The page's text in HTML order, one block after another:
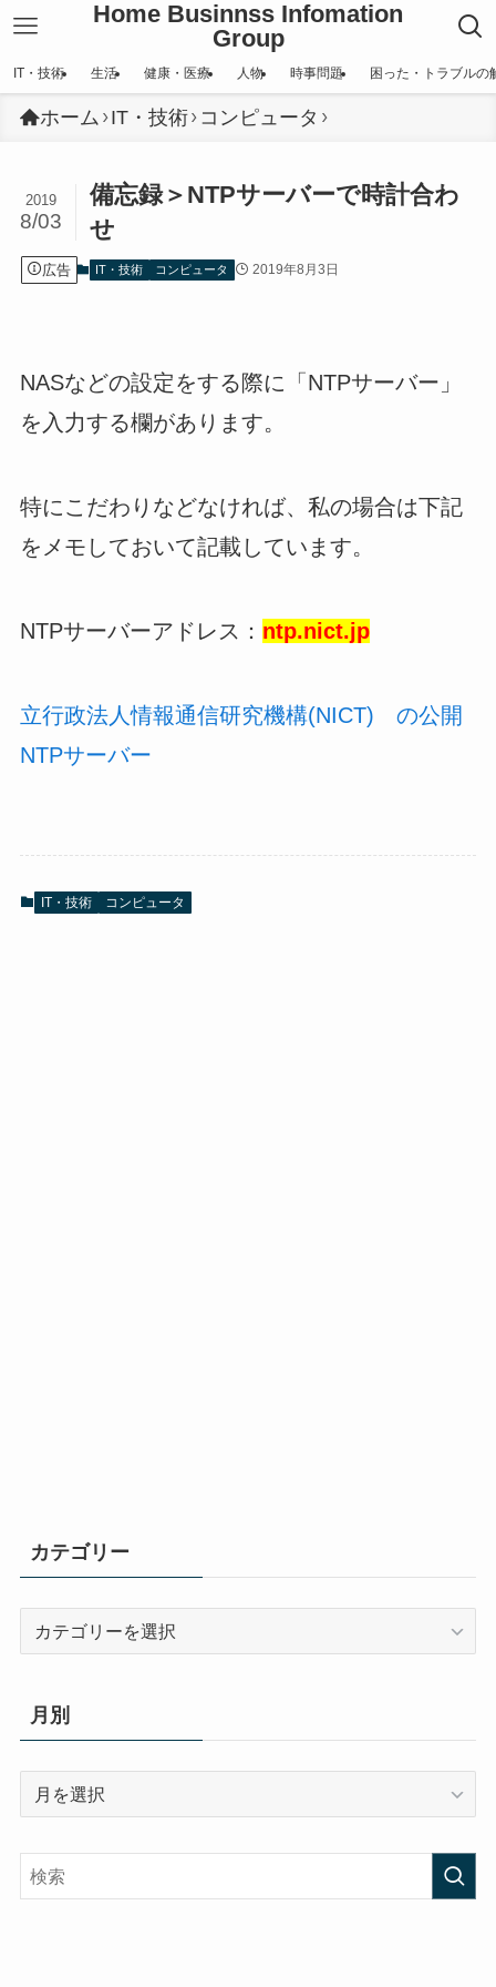
Home Businnss Infomation
Group
IT・技術 生活 健康・医療 人物 時事問題 困った・トラブルの
ホーム IT・技術 コンピュータ
備忘録＞NTPサーバーで時計合わ
せ
2019
8/03
広告 IT・技術 コンピュータ 2019年8月3日
NASなどの設定をする際に「NTPサーバー」
を入力する欄があります。
特にこだわりなどなければ、私の場合は下記
をメモしておいて記載しています。
NTPサーバーアドレス： ntp.nict.jp
立行政法人情報通信研究機構(NICT) の公開
NTPサーバー
IT・技術 コンピュータ
カテゴリー
リ
ー
月別